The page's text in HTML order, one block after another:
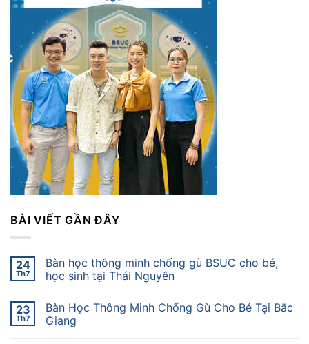
BÀI VIẾT GẦN ĐÂY
24
Th7
Bàn học thông minh chống gù BSUC cho bé,
học sinh tại Thái Nguyên
23
Th7
Bàn Học Thông Minh Chống Gù Cho Bé Tại Bắc
Giang